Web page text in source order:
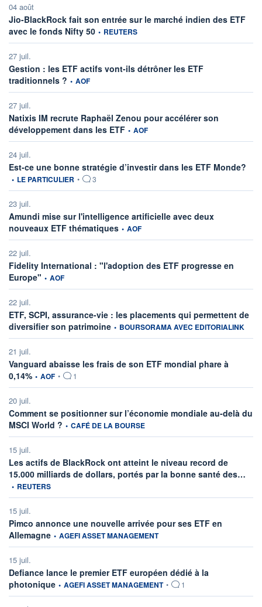
04 août
Jio-BlackRock fait son entrée sur le marché indien des ETF
avec le fonds Nifty 50information fournie par
• REUTERS
27 juil.
Gestion : les ETF actifs vont-ils détrôner les ETF
traditionnels ? information fournie par
• AOF
27 juil.
Natixis IM recrute Raphaël Zenou pour accélérer son
développement dans les ETFinformation fournie par
• AOF
24 juil.
Est-ce une bonne stratégie d’investir dans les ETF Monde?
• LE PARTICULIER • 3
23 juil.
Amundi mise sur l'intelligence artificielle avec deux
nouveaux ETF thématiques information fournie par
• AOF
22 juil.
Fidelity International : "l'adoption des ETF progresse en
Europe" information fournie par
• AOF
22 juil.
ETF, SCPI, assurance-vie : les placements qui permettent de
diversifier son patrimoine information fournie par
• BOURSORAMA AVEC EDITORIALINK
21 juil.
Vanguard abaisse les frais de son ETF mondial phare à
0,14% information fournie par
• AOF • 1
20 juil.
Comment se positionner sur l’économie mondiale au-delà du
MSCI World ? information fournie par
• CAFÉ DE LA BOURSE
15 juil.
Les actifs de BlackRock ont atteint le niveau record de
15.000 milliards de dollars, portés par la bonne santé des…
• REUTERS
15 juil.
Pimco annonce une nouvelle arrivée pour ses ETF en
Allemagne information fournie par
• AGEFI ASSET MANAGEMENT
15 juil.
Defiance lance le premier ETF européen dédié à la
photonique information fournie par
• AGEFI ASSET MANAGEMENT • 1